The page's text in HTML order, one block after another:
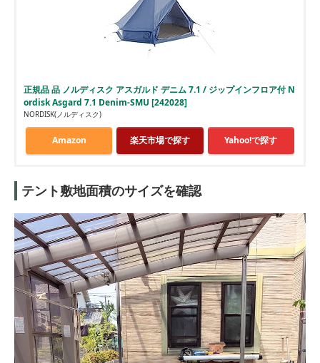
正規品 品 ノルディスク アスガルド デニム 7.1 / ジップインフロア付 N
ordisk Asgard 7.1 Denim-SMU [242028]
NORDISK(ノルディスク)
Amazon 楽天市場で探す Yahoo!で探す
テント敷地面積のサイズを確認